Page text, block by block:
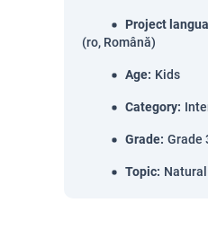
Project
(ro, Română)
Age: Kids
Category:
Grade: Grade
Topic: